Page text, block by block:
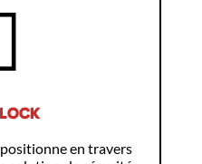
en travers